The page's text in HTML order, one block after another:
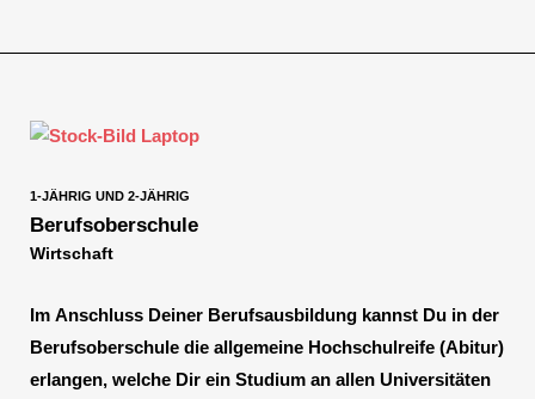
1-JÄHRIG UND 2-JÄHRIG
Berufsoberschule
Wirtschaft
Im Anschluss Deiner Berufsausbildung kannst Du in der
Berufsoberschule die allgemeine Hochschulreife (Abitur)
erlangen, welche Dir ein Studium an allen Universitäten